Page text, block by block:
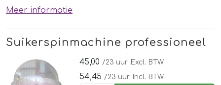
Elk kind wil deze wel thuis hebben. Huur deze eenvoudig bij
Meer informatie
Suikerspinmachine professioneel
45,00 /23 uur Excl. BTW
54,45 /23 uur Incl. BTW